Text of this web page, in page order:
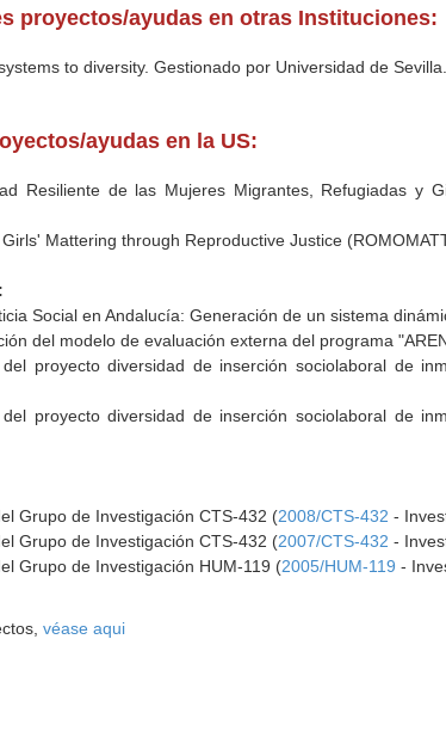
proyectos/ayudas en otras Instituciones:
to diversity. Gestionado por Universidad de
ayudas en la US:
Resiliente de las Mujeres Migrantes, Refugiadas y
Mattering through Reproductive Justice
Social en Andalucía: Generación de un sistema
del modelo de evaluación externa del programa
proyecto diversidad de inserción sociolaboral de
proyecto diversidad de inserción sociolaboral de
Grupo de Investigación CTS-432 (2008/CTS-432 -
Grupo de Investigación CTS-432 (2007/CTS-432 -
Grupo de Investigación HUM-119 (2005/HUM-119 -
véase aqui